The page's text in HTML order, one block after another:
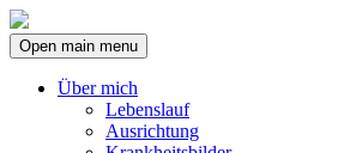
Open main menu
Über mich
Lebenslauf
Ausrichtung